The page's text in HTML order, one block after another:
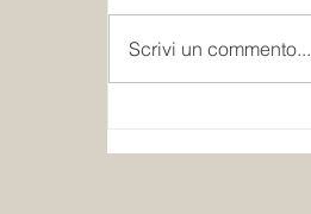
Scrivi un commento...